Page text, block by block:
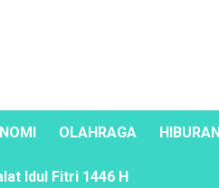
OLAHRAGA HIBURAN
Idul Fitri 1446 H